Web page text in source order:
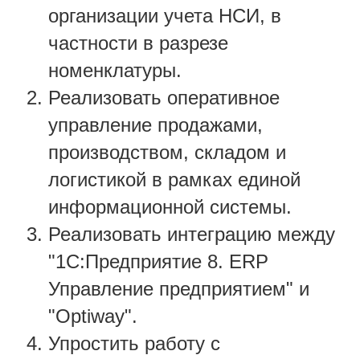
организации учета НСИ, в
частности в разрезе
номенклатуры.
Реализовать оперативное
управление продажами,
производством, складом и
логистикой в рамках единой
информационной системы.
Реализовать интеграцию между
"1С:Предприятие 8. ERP
Управление предприятием" и
"Optiway".
Упростить работу с